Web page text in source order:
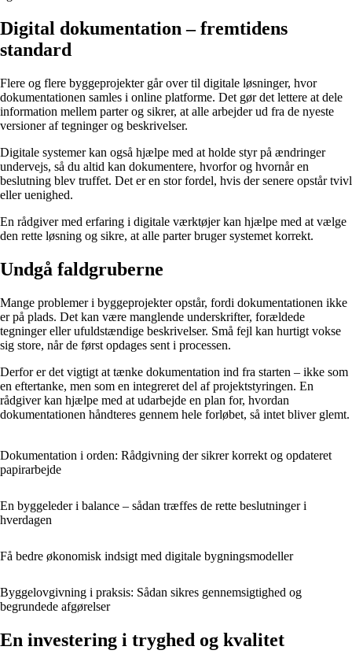
Digital dokumentation – fremtidens
standard
Flere og flere byggeprojekter går over til digitale løsninger, hvor
dokumentationen samles i online platforme. Det gør det lettere at dele
information mellem parter og sikrer, at alle arbejder ud fra de nyeste
versioner af tegninger og beskrivelser.
Digitale systemer kan også hjælpe med at holde styr på ændringer
undervejs, så du altid kan dokumentere, hvorfor og hvornår en
beslutning blev truffet. Det er en stor fordel, hvis der senere opstår tvivl
eller uenighed.
En rådgiver med erfaring i digitale værktøjer kan hjælpe med at vælge
den rette løsning og sikre, at alle parter bruger systemet korrekt.
Undgå faldgruberne
Mange problemer i byggeprojekter opstår, fordi dokumentationen ikke
er på plads. Det kan være manglende underskrifter, forældede
tegninger eller ufuldstændige beskrivelser. Små fejl kan hurtigt vokse
sig store, når de først opdages sent i processen.
Derfor er det vigtigt at tænke dokumentation ind fra starten – ikke som
en eftertanke, men som en integreret del af projektstyringen. En
rådgiver kan hjælpe med at udarbejde en plan for, hvordan
dokumentationen håndteres gennem hele forløbet, så intet bliver glemt.
Dokumentation i orden: Rådgivning der sikrer korrekt og opdateret
papirarbejde
En byggeleder i balance – sådan træffes de rette beslutninger i
hverdagen
Få bedre økonomisk indsigt med digitale bygningsmodeller
Byggelovgivning i praksis: Sådan sikres gennemsigtighed og
begrundede afgørelser
En investering i tryghed og kvalitet